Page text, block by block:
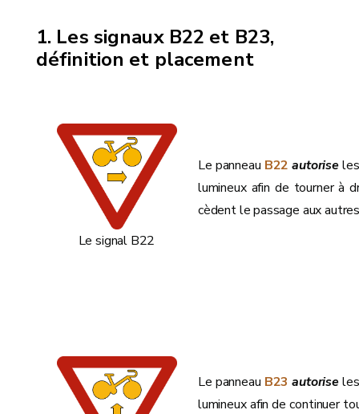
Les signaux B22 et B23,
définition et placement
Le signal B22
Le panneau B22 autoriseles
lumineux afin de tourner à
cèdent le passage aux
Le panneau B23 autoriseles
lumineux afin de continuer